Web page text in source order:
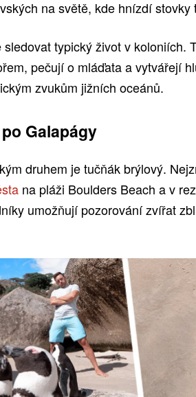
na světě, kde hnízdí stovky
sledovat typický život v koloniích.
pečují o mláďata a vytvářejí
zvukům jižních oceánů.
Galapágy
druhem je tučňák brýlový.
na pláži Boulders Beach a v
umožňují pozorování zvířat